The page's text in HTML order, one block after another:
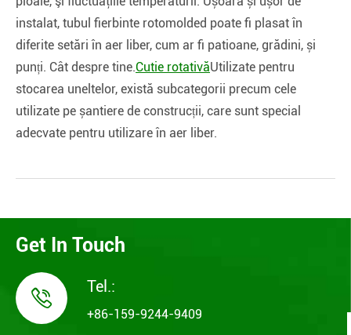
instalat, tubul fierbinte rotomolded poate fi plasat în
diferite setări în aer liber, cum ar fi patioane, grădini, și
punți. Cât despre tine.Cutie rotativăUtilizate pentru
stocarea uneltelor, există subcategorii precum cele
utilizate pe șantiere de construcții, care sunt special
adecvate pentru utilizare în aer liber.
Get In Touch
 Tel.:
+86-159-9244-9409